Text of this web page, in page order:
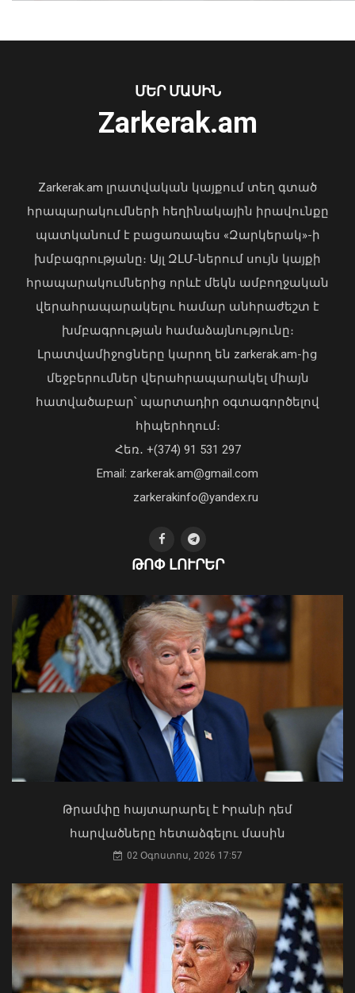
Ողբերգական դեպք Երևանում․
Կիևյան կամրջի տակ՝ ճանապարհի
երթևեկելի գոտում, հայտնաբերվել է
տղամարդու մարմին
Երևանում մեկ օրում պահպանվող
հատուկ տարածք է տեղափոխվել 34
մոտոցիկլետ
08 Օգոստոս, 2026 23:01
Ուկրաինայի Գերագույն Ռադայի
նախագահը շնորհավորել է ՀՀ ԱԺ
դեմ ծանր պայքարում»․ կյանքից
հեռացել է Արսեն Ասլանյանը
04 Օգոստոս, 2026 19:12
Կաթողիկոսը պետք է օրենքի առաջ
կանգնի, եթե հանցանք է գործել, կամ
արտաքին ազդեցության գործակալ
դարձել. աստվածաբան
07 Օգոստոս, 2026 17:03
ՄԵՐ ՄԱՍԻՆ
Zarkerak.am
Zarkerak.am լրատվական կայքում տեղ գտած
հրապարակումների հեղինակային իրավունքը
պատկանում է բացառապես «Զարկերակ»-ի
խմբագրությանը։ Այլ ԶԼՄ-ներում սույն կայքի
հրապարակումներից որևէ մեկն ամբողջական
վերահրապարակելու համար անհրաժեշտ է
խմբագրության համաձայնությունը։
Լրատվամիջոցները կարող են zarkerak.am-ից
մեջբերումներ վերահրապարակել միայն
հատվածաբար՝ պարտադիր օգտագործելով
հիպերհղում։
Հեռ․ +(374) 91 531 297
Email: zarkerak.am@gmail.com
zarkerakinfo@yandex.ru
ԹՈՓ ԼՈՒՐԵՐ
Թրամփը հայտարարել է Իրանի դեմ
հարվածները հետաձգելու մասին
02 Օգոստոս, 2026 17:57